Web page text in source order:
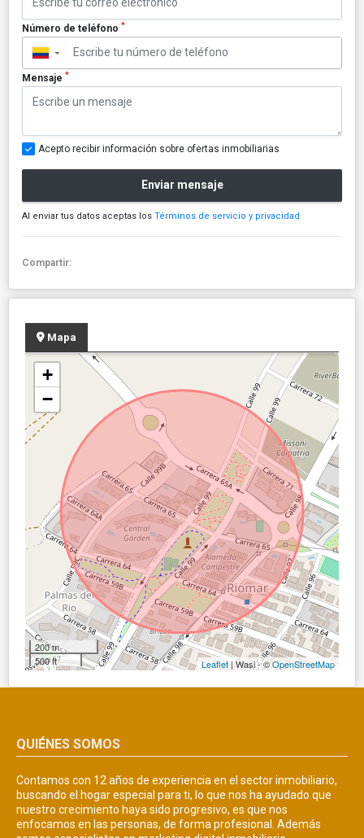
Número de teléfono *
▼
Mensaje *
Acepto recibir información sobre ofertas inmobiliarias
Enviar mensaje
Al enviar tus datos aceptas los Términos de servicio y privacidad
Compartir:
Mapa
+
−
200 m
500 ft
Leaflet| Wasi - ©OpenStreetMap
QUIÉNES SOMOS
Contamos con 12 años de experiencia en el sector inmobiliario,
buscando el hogar especial para ti, lo que nos ha ayudado que
nuestro crecimiento haya sido progresivo, es que nos
enfocamos en las personas, de forma profesional. Además